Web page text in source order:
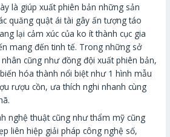
là giúp xuất phiên bản những sản
quăng quật ái tài gây ấn tượng táo
lại cảm xúc của ko ít thành cục gia
mang đến tinh tế. Trong những sở
cũng như đồng đội xuất phiên bản,
hóa thành nổi biệt như 1 hình mẫu
rượu cồn, ưa thích nghi nhanh cùng
nghệ thuật cũng như thẩm mỹ cũng
liên hiệp giải pháp công nghệ số,